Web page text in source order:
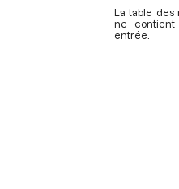
La table des
ne contient
entrée.